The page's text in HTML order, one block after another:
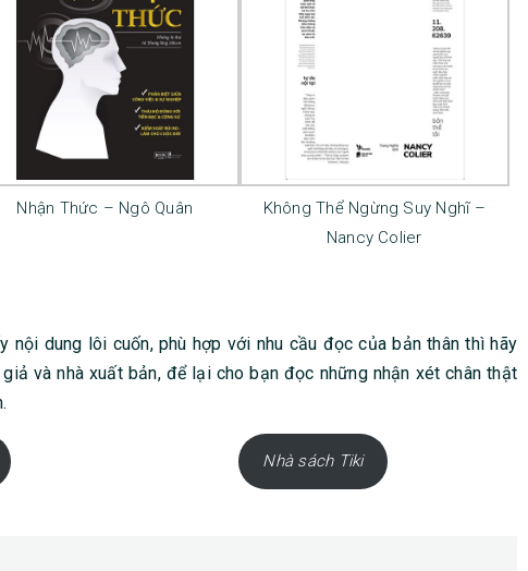
Nhận Thức – Ngô Quân
Không Thể Ngừng Suy Nghĩ –
Nancy Colier
nội dung lôi cuốn, phù hợp với nhu cầu đọc của bản thân thì hãy
giả và nhà xuất bản, để lại cho bạn đọc những nhận xét chân thật
Nhà sách Tiki